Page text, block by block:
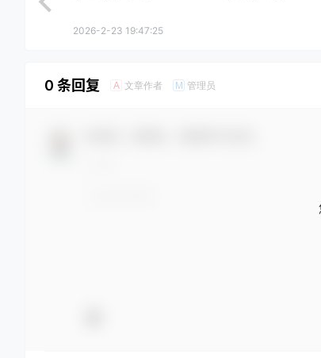
2026-2-23 19:47:25
0 条回复 A 文章作者 M 管理员